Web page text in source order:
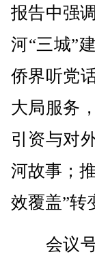
报告中强
河“三城”
侨界听党
大局服务
引资与对
河故事；
效覆盖”转
会议号